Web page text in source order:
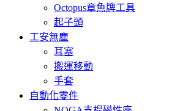
Octopus章魚牌工具
起子頭
工安無塵
耳塞
搬運移動
手套
自動化零件